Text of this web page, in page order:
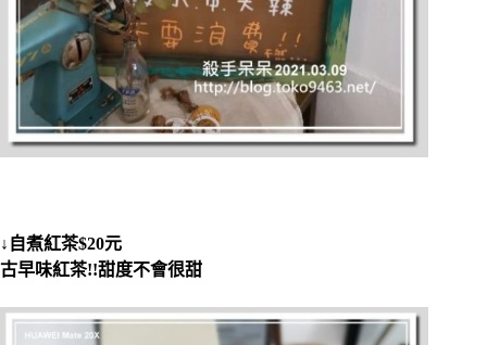
↓自煮紅茶$20元
古早味紅茶!!甜度不會很甜